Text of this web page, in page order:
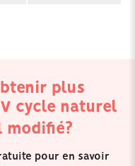
plus
cycle naturel
modifié?
pour en savoir